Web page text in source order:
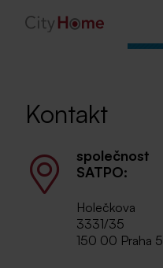
Kontakt
společnost
SATPO:
Holečkova
3331/35
150 00 Praha 5